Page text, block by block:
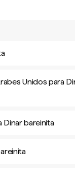
Unidos para
Dinar bareinita